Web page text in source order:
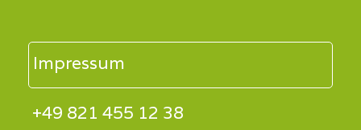
Impressum
+49 821 455 12 38